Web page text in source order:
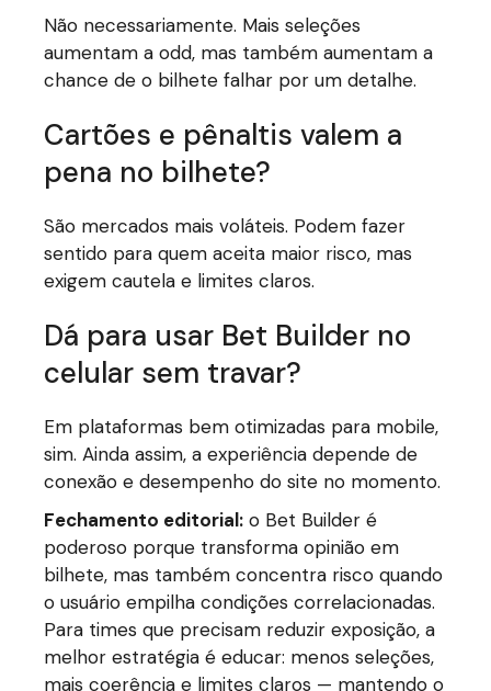
Não necessariamente. Mais seleções
aumentam a odd, mas também aumentam a
chance de o bilhete falhar por um detalhe.
Cartões e pênaltis valem a
pena no bilhete?
São mercados mais voláteis. Podem fazer
sentido para quem aceita maior risco, mas
exigem cautela e limites claros.
Dá para usar Bet Builder no
celular sem travar?
Em plataformas bem otimizadas para mobile,
sim. Ainda assim, a experiência depende de
conexão e desempenho do site no momento.
Fechamento editorial: o Bet Builder é
poderoso porque transforma opinião em
bilhete, mas também concentra risco quando
o usuário empilha condições correlacionadas.
Para times que precisam reduzir exposição, a
melhor estratégia é educar: menos seleções,
mais coerência e limites claros — mantendo o